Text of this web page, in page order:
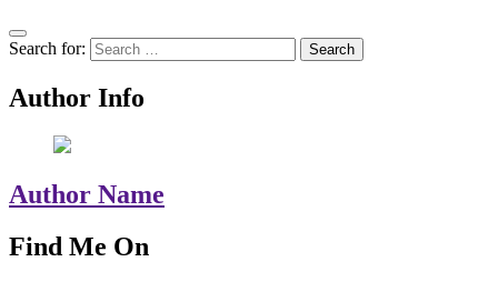
Search for:
Author Info
Author Name
Find Me On